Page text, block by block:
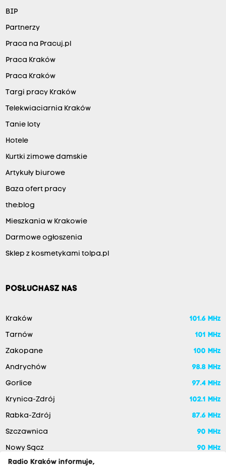
BIP
Partnerzy
Praca na Pracuj.pl
Praca Kraków
Praca Kraków
Targi pracy Kraków
Telekwiaciarnia Kraków
Tanie loty
Hotele
Kurtki zimowe damskie
Artykuły biurowe
Baza ofert pracy
the:blog
Mieszkania w Krakowie
Darmowe ogłoszenia
Sklep z kosmetykami tolpa.pl
POSŁUCHASZ NAS
Kraków 101.6 MHz
Tarnów 101 MHz
Zakopane 100 MHz
Andrychów 98.8 MHz
Gorlice 97.4 MHz
Krynica-Zdrój 102.1 MHz
Rabka-Zdrój 87.6 MHz
Szczawnica 90 MHz
Nowy Sącz
90 MHz
Radio Kraków informuje,